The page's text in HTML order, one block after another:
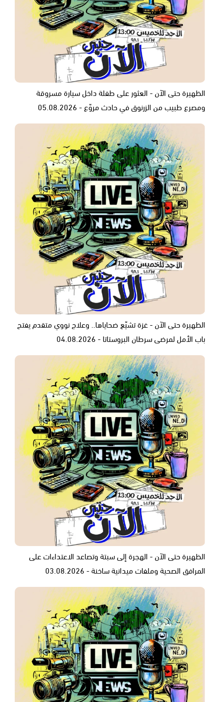
الظهيرة حتى الآن - العثور على طفلة داخل سيارة مسروقة
ومصرع طبيب من الزرنوق في حادث مروّع - 05.08.2026
الظهيرة حتى الآن - غزة تشيّع ضحاياها.. وعلاج نووي متقدم يفتح
باب الأمل لمرضى سرطان البروستاتا - 04.08.2026
الظهيرة حتى الآن - الهجرة إلى سبتة وتصاعد الاعتداءات على
المرافق الصحية وملفات ميدانية ساخنة - 03.08.2026